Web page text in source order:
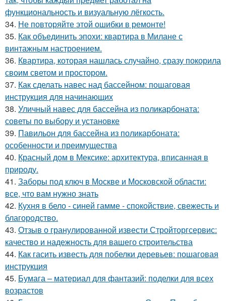
функциональность и визуальную лёгкость.
34. Не повторяйте этой ошибки в ремонте!
35. Как объединить эпохи: квартира в Милане с
винтажным настроением.
36. Квартира, которая нашлась случайно, сразу покорила
своим светом и простором.
37. Как сделать навес над бассейном: пошаговая
инструкция для начинающих
38. Уличный навес для бассейна из поликарбоната:
советы по выбору и установке
39. Павильон для бассейна из поликарбоната:
особенности и преимущества
40. Красный дом в Мексике: архитектура, вписанная в
природу.
41. Заборы под ключ в Москве и Московской области:
все, что вам нужно знать
42. Кухня в бело - синей гамме - спокойствие, свежесть и
благородство.
43. Отзыв о гранулированной извести Стройторгсервис:
качество и надежность для вашего строительства
44. Как гасить известь для побелки деревьев: пошаговая
инструкция
45. Бумага – материал для фантазий: поделки для всех
возрастов